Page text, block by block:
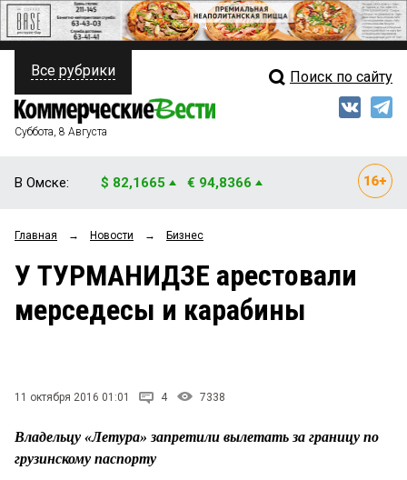
ПОЛИТИКА
ФИНАНСЫ
ОБЩЕСТВО
ЗАКОН
НОВОСТИ КОМПАНИЙ
СТИЛЬ ЖИЗНИ
Свежий выпуск
Рейтинги
Блоги
Все рубрики Поиск по сайту
Суббота, 8 Августа
В Омске: $ 82,1665 € 94,8366
Главная → Новости → Бизнес
У ТУРМАНИДЗЕ арестовали
мерседесы и карабины
11 октября 2016 01:01 4 7338
Владельцу «Летура» запретили вылетать за границу по
грузинскому паспорту